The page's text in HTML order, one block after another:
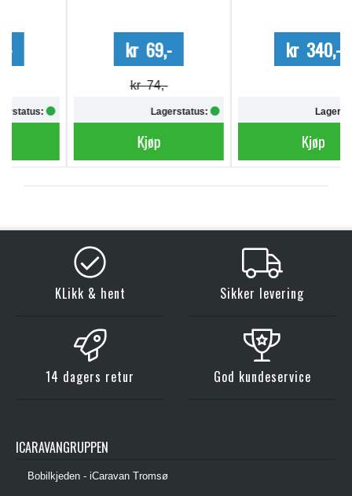
Lagerstatus: Lagerstatus:
KLikk & hent Sikker levering
14 dagers retur God kundeservice
ICARAVANGRUPPEN
Bobilkjeden - iCaravan Tromsø